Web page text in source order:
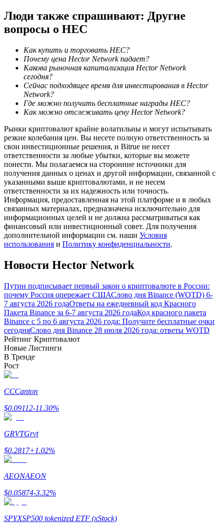
Информация
Анализ больших данных, включая торговую информацию
и т. д.
Гид
Руководство для начинающих по фьючерсам
Узнайте, как оставаться прибыльным
Заработок
Силовая свинья
Получайте конкурентные награды ежедневно
Люди также спрашивают: Другие
вопросы о HEC
Как купить и торговать HEC?
Почему цена Hector Network падает?
Какова рыночная капитализация Hector Network
сегодня?
Сейчас подходящее время для инвестирования в Hector
Network?
Где можно получить бесплатные награды HEC?
Как можно отслеживать цену Hector Network?
Рынки криптовалют крайне волатильны и могут испытывать
резкие колебания цен. Вы несете полную ответственность за
свои инвестиционные решения, и Bitrue не несет
ответственности за любые убытки, которые вы можете
понести. Мы полагаемся на сторонние источники для
получения данных о ценах и другой информации, связанной с
указанными выше криптовалютами, и не несем
ответственности за их надежность или точность.
Информация, предоставленная на этой платформе и в любых
связанных материалах, предназначена исключительно для
информационных целей и не должна рассматриваться как
финансовый или инвестиционный совет. Для получения
дополнительной информации см. наши Условия
использования и Политику конфиденциальности.
Новости Hector Network
Путин подписывает первый закон о криптовалюте в России:
почему Россия опережает СШАСлово дня Binance (WOTD) 6-
7 августа 2026 годаОтветы на ежедневный код Красного
Пакета Binance за 6-7 августа 2026 годаКод красного пакета
Binance с 5 по 6 августа 2026 года: Получите бесплатные очки
сегодняСлово дня Binance 28 июля 2026 года: ответы WOTD
Рейтинг Криптовалют
Новые Листинги
В Тренде
Рост
CCCanton
$0.09112-11.30%
GRVTGrvt
$0.2817+1.02%
AEONAEON
$0.05874-3.32%
SPYXSP500 tokenized ETF (xStock)